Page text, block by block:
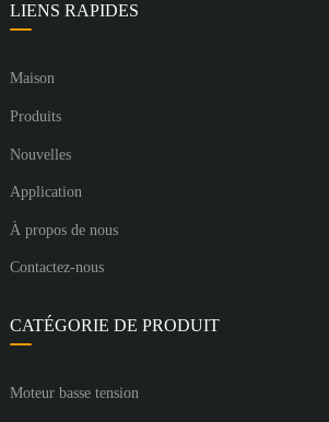
LIENS RAPIDES
Maison
Produits
Nouvelles
Application
À propos de nous
Contactez-nous
CATÉGORIE DE PRODUIT
Moteur basse tension